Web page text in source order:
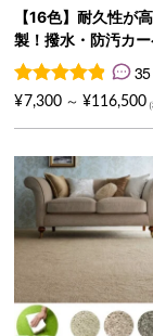
デ【16色】耐久性が
製！撥水・防汚カー
CODE/アルコデ』
35
件の利用者評価
¥ 7,300 ～ ¥116,500